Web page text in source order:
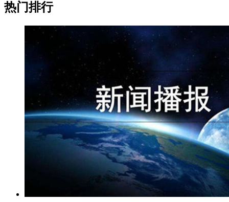
热门排行